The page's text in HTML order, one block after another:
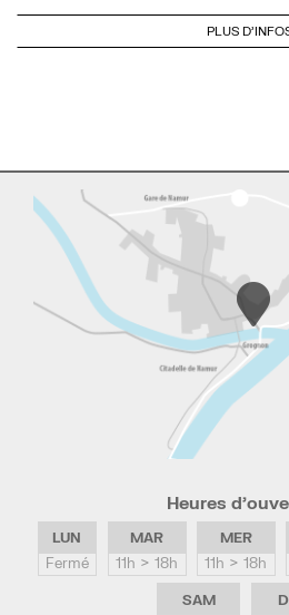
PLUS
Heures
LUN
Fermé
MAR
11h > 18h
MER
11h > 18h
SAM